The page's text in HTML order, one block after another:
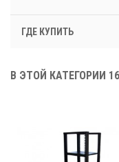
ГДЕ КУПИТЬ
В ЭТОЙ КАТЕГОРИИ